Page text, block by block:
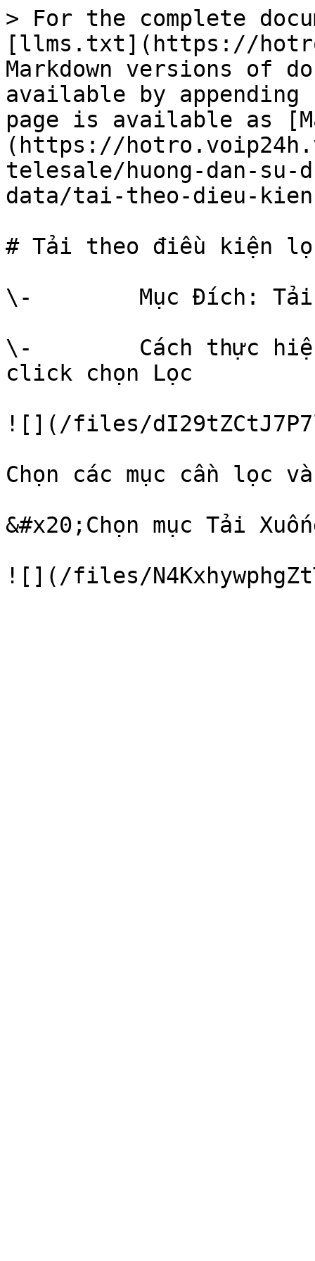
> For the complete
[llms.txt](https://
Markdown versions of
available by
page is available as
(https://
telesale/huong-dan-su-
data/tai-theo-dieu-
# Tải theo điều kiện
\-        Mục Đích: Tải
\-        Cách thực
click chọn Lọc
![](/files/
Chọn các mục cần lọc
&#x20;Chọn mục Tải